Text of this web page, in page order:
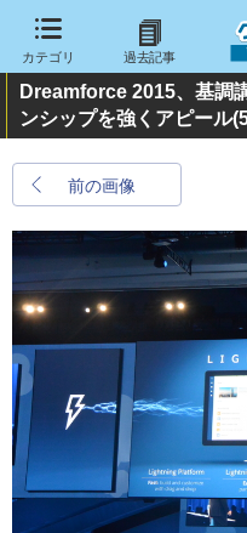
カテゴリ 過去記事
Dreamforce 2015、基調
ンシップを強くアピール
前の画像